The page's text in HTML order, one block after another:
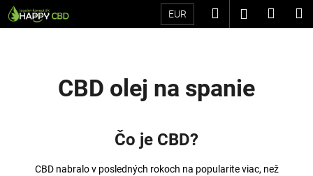
Prejsť
na
EUR Hľadať
CBD olej na spanie
Čo je CBD?
CBD nabralo v posledných rokoch na popularite viac, než
K
o